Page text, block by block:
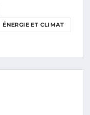
ÉNERGIE ET CLIMAT